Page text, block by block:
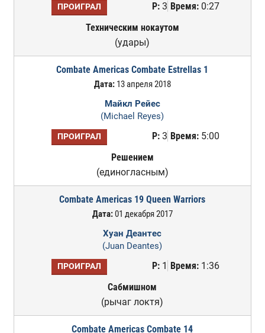
ПРОИГРАЛ Р:3 Время:0:27
Техническим нокаутом
(удары)
Combate Americas Combate Estrellas 1
Дата:13 апреля 2018
Майкл Рейес
(Michael Reyes)
ПРОИГРАЛ Р:3 Время:5:00
Решением
(единогласным)
Combate Americas 19 Queen Warriors
Дата:01 декабря 2017
Хуан Деантес
(Juan Deantes)
ПРОИГРАЛ Р:1 Время:1:36
Сабмишном
(рычаг локтя)
Combate Americas Combate 14